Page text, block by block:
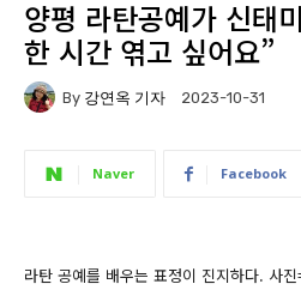
양평 라탄공예가 신태
한 시간 엮고 싶어요”
By 강연옥 기자 2023-10-31
Naver Facebook
라탄 공예를 배우는 표정이 진지하다. 사